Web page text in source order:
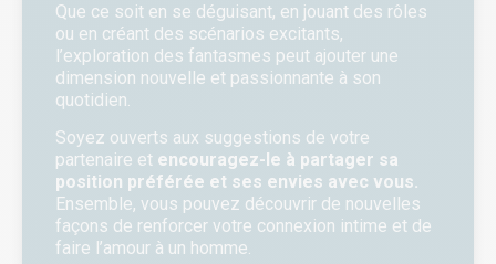
Que ce soit en se déguisant, en jouant des rôles
ou en créant des scénarios excitants,
l’exploration des fantasmes peut ajouter une
dimension nouvelle et passionnante à son
quotidien.
Soyez ouverts aux suggestions de votre
partenaire et encouragez-le à partager sa
position préférée et ses envies avec vous.
Ensemble, vous pouvez découvrir de nouvelles
façons de renforcer votre connexion intime et de
faire l’amour à un homme.